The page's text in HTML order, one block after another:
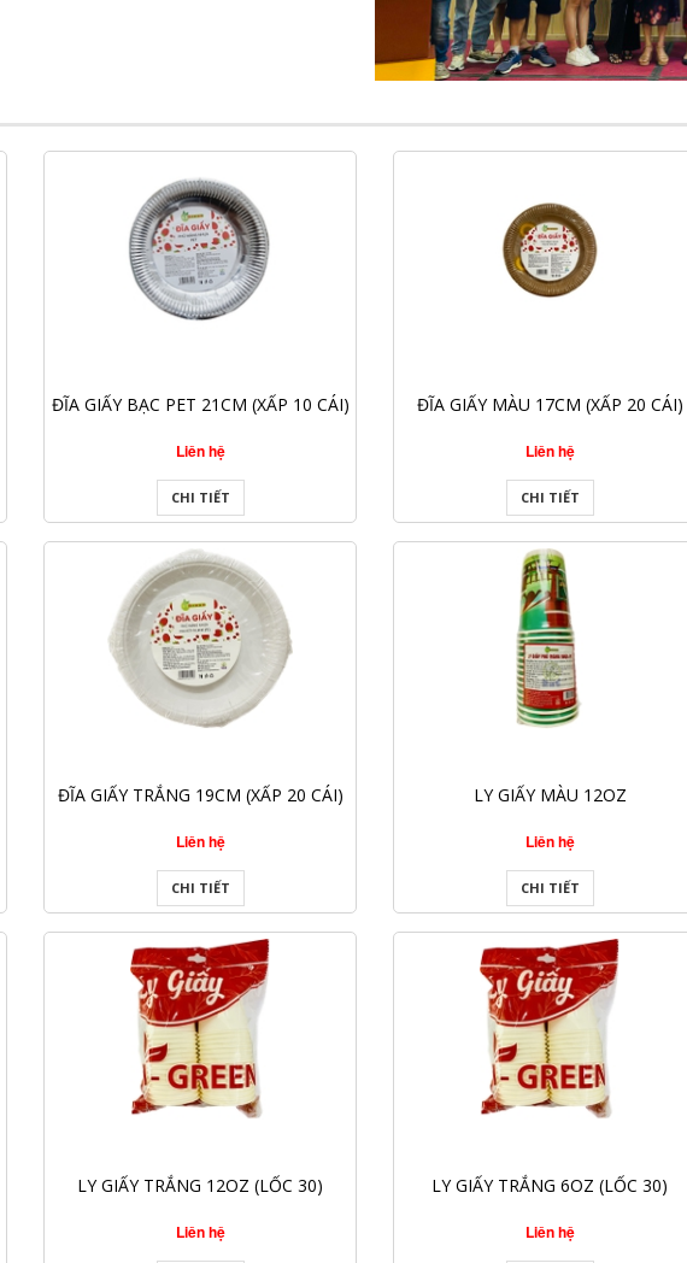
ĐĨA GIẤY BẠC PET 21CM (XẤP 10 CÁI)
Liên hệ
CHI TIẾT
ĐĨA GIẤY MÀU 17CM (XẤP 20 CÁI)
Liên hệ
CHI TIẾT
ĐĨA GIẤY TRẮNG 19CM (XẤP 20 CÁI)
Liên hệ
CHI TIẾT
LY GIẤY MÀU 12OZ
Liên hệ
CHI TIẾT
LY GIẤY TRẮNG 12OZ (LỐC 30)
Liên hệ
LY GIẤY TRẮNG 6OZ (LỐC 30)
Liên hệ